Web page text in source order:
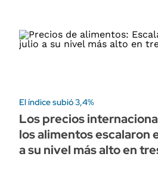
El índice subió 3,4%
Los precios
los alimentos escalaron
a su nivel más alto en